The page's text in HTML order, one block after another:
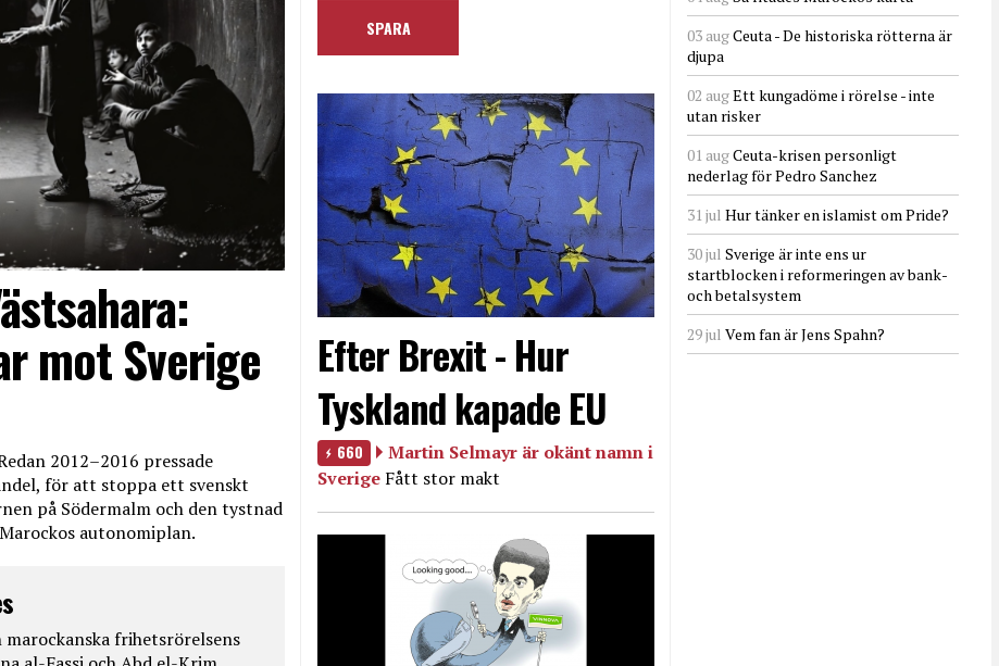
mot Sverige
2012–2016 pressade
för att stoppa ett svenskt
på Södermalm och den tystnad
autonomiplan.
marockanska frihetsrörelsens
Efter Brexit - Hur
Tyskland kapade EU
660
Martin Selmayr är okänt namn i
Sverige Fått stor makt
03 augCeuta - De historiska rötterna är
djupa
02 augEtt kungadöme i rörelse - inte
utan risker
01 augCeuta-krisen personligt
nederlag för Pedro Sanchez
31 jul Hur tänker en islamist om Pride?
30 jul Sverige är inte ens ur
startblocken i reformeringen av bank-
och betalsystem
29 jul Vem fan är Jens Spahn?